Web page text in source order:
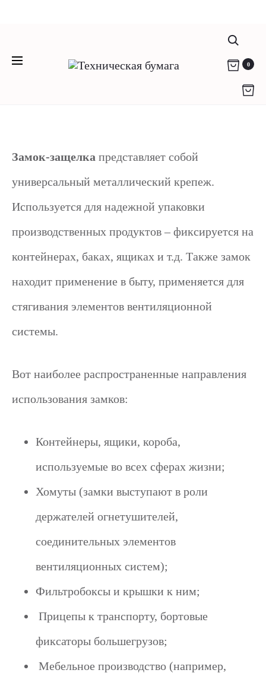
info@rodikon.ru г. Санкт-Петербург, ул.
0
Замок-защелка: виды и
сферы применения
Замок-защелка представляет собой
универсальный металлический крепеж.
Используется для надежной упаковки
производственных продуктов – фиксируется на
контейнерах, баках, ящиках и т.д. Также замок
находит применение в быту, применяется для
стягивания элементов вентиляционной
системы.
Вот наиболее распространенные направления
использования замков:
Контейнеры, ящики, короба,
используемые во всех сферах жизни;
Хомуты (замки выступают в роли
держателей огнетушителей,
соединительных элементов
вентиляционных систем);
Фильтробоксы и крышки к ним;
Прицепы к транспорту, бортовые
фиксаторы большегрузов;
Мебельное производство (например,